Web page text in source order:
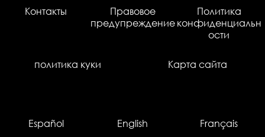
Контакты
Правовое
предупреждение
Политика
конфиденциальн
ости
политика куки Карта сайта
Español English Français